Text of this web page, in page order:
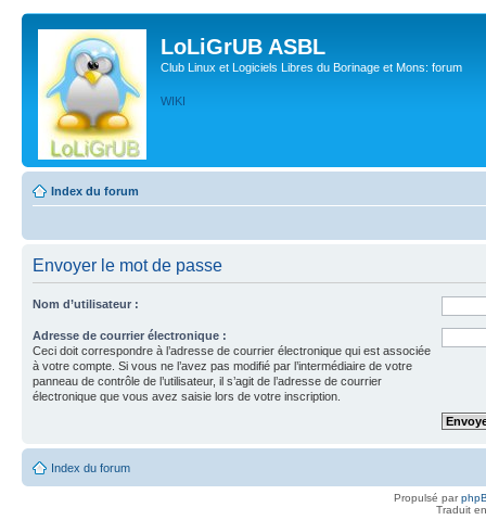
LoLiGrUB ASBL
Club Linux et Logiciels Libres du Borinage et Mons: forum
WIKI
Index du forum
Envoyer le mot de passe
Nom d’utilisateur :
Adresse de courrier électronique :
Ceci doit correspondre à l’adresse de courrier électronique qui est associée
à votre compte. Si vous ne l’avez pas modifié par l’intermédiaire de votre
panneau de contrôle de l’utilisateur, il s’agit de l’adresse de courrier
électronique que vous avez saisie lors de votre inscription.
Index du forum
Propulsé par
Traduit